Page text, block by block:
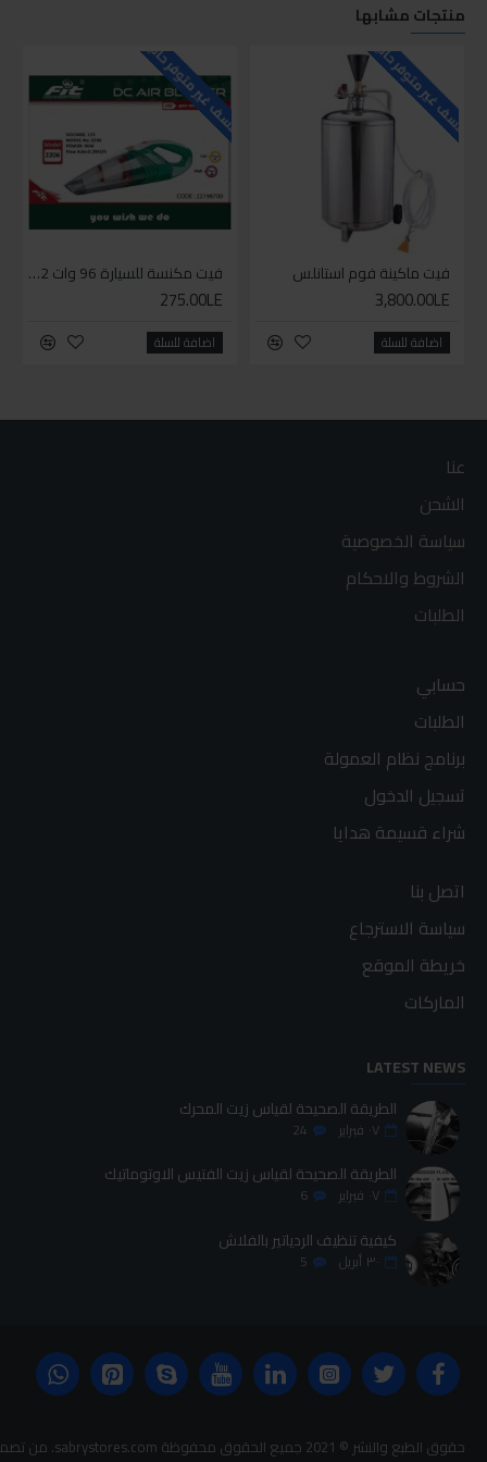
منتجات مشابها
للاسف غير متوفر حاليا
فيت ماكينة فوم استانلس
3,800.00LE
اضافة للسلة
للاسف غير متوفر حاليا
فيت مكنسة للسيارة 96 وات 12 فولت
275.00LE
اضافة للسلة
عنا
الشحن
سياسة الخصوصية
الشروط والاحكام
الطلبات
حسابي
الطلبات
برنامج نظام العمولة
تسجيل الدخول
شراء قسيمة هدايا
اتصل بنا
سياسة الاسترجاع
خريطة الموقع
الماركات
LATEST NEWS
الطريقة الصحيحة لقياس زيت المحرك
٠٧ فبراير 24
الطريقة الصحيحة لقياس زيت الفتيس الاوتوماتيك
٠٧ فبراير 6
كيفية تنظيف الردياتير بالفلاش
٣٠ أبريل 5
حقوق الطبع والنشر © 2021 جميع الحقوق محفوظة sabrystores.com. من تصميم-